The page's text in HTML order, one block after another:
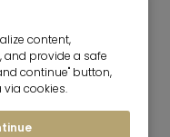
content,
provide a safe
continue" button,
cookies.